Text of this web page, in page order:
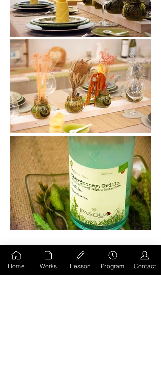
前のページへもどる
Home Works Lesson Program Contact